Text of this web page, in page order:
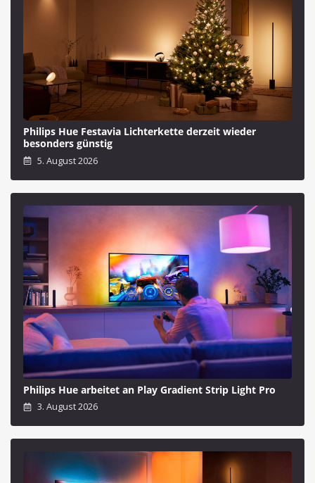
Philips Hue Festavia Lichterkette derzeit wieder
besonders günstig
5. August 2026
Philips Hue arbeitet an Play Gradient Strip Light Pro
3. August 2026